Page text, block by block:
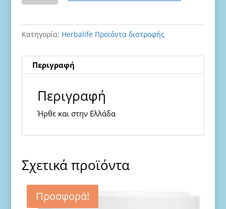
βανίλια
780
ποσότητα
Κατηγορία: Herbalife Προϊόντα διατροφής
Περιγραφή
Περιγραφή
Ήρθε και στην Ελλάδα
Σχετικά προϊόντα
Προσφορά!